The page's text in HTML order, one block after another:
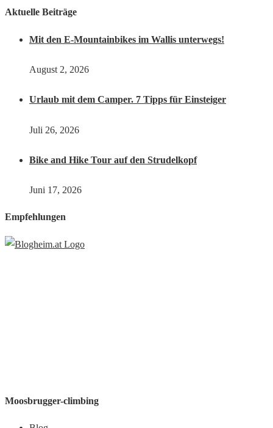
Aktuelle Beiträge
Mit den E-Mountainbikes im Wallis unterwegs!
August 2, 2026
Urlaub mit dem Camper. 7 Tipps für Einsteiger
Juli 26, 2026
Bike and Hike Tour auf den Strudelkopf
Juni 17, 2026
Empfehlungen
Moosbrugger-climbing